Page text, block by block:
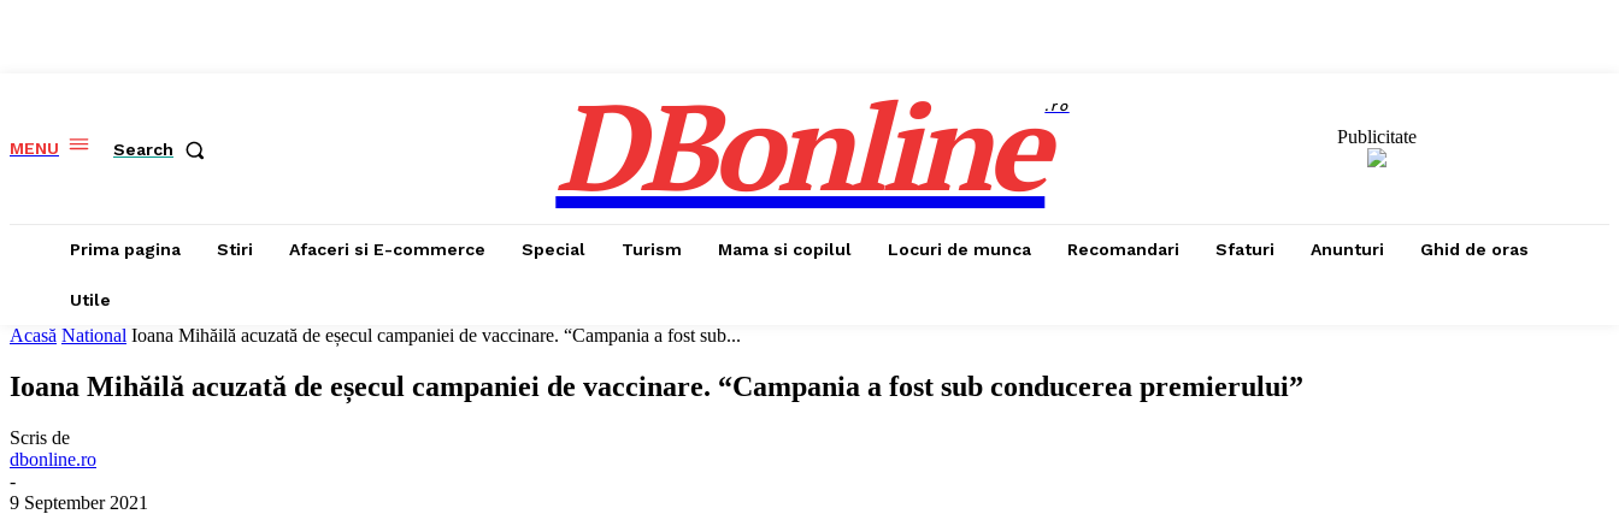
MENU Search DBonline.ro
Publicitate
Prima pagina Stiri Afaceri si E-commerce Special Turism Mama si copilul Locuri de munca Recomandari Sfaturi Anunturi Ghid de oras
Utile
Acasă National Ioana Mihăilă acuzată de eșecul campaniei de vaccinare. “Campania a fost sub...
Ioana Mihăilă acuzată de eșecul campaniei de vaccinare. “Campania a fost sub conducerea premierului”
Scris de
dbonline.ro
-
9 September 2021